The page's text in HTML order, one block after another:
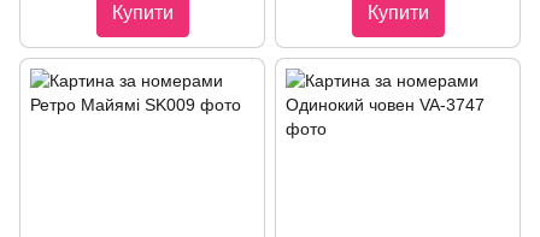
Купити Купити